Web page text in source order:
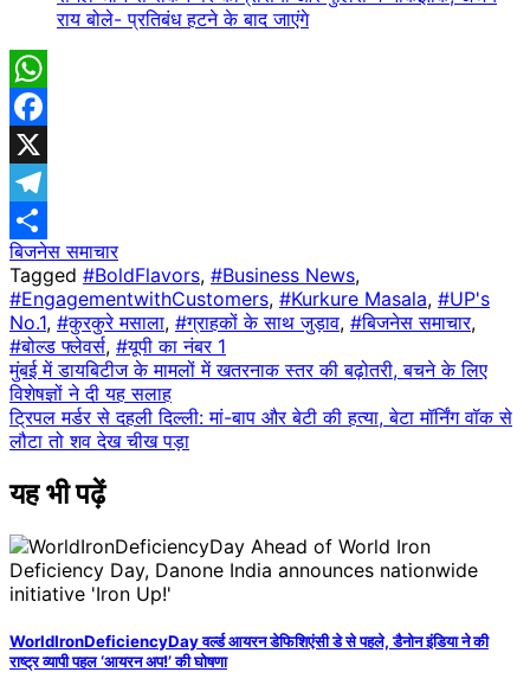
राय बोले- प्रतिबंध हटने के बाद जाएंगे
WhatsApp
Facebook
X
Telegram
Share
बिजनेस समाचार
Tagged #BoldFlavors, #Business News,
#EngagementwithCustomers, #Kurkure Masala, #UP's
No.1, #कुरकुरे मसाला, #ग्राहकों के साथ जुड़ाव, #बिजनेस समाचार,
#बोल्ड फ्लेवर्स, #यूपी का नंबर 1
Post
navigation
मुंबई में डायबिटीज के मामलों में खतरनाक स्तर की बढ़ोतरी, बचने के लिए
विशेषज्ञों ने दी यह सलाह
ट्रिपल मर्डर से दहली दिल्ली: मां-बाप और बेटी की हत्या, बेटा मॉर्निंग वॉक से
लौटा तो शव देख चीख प​ड़ा
यह भी पढ़ें
WorldIronDeficiencyDay वर्ल्ड आयरन डेफिशिएंसी डे से पहले, डैनोन इंडिया ने की
राष्ट्र व्यापी पहल ‘आयरन अप!’ की घोषणा